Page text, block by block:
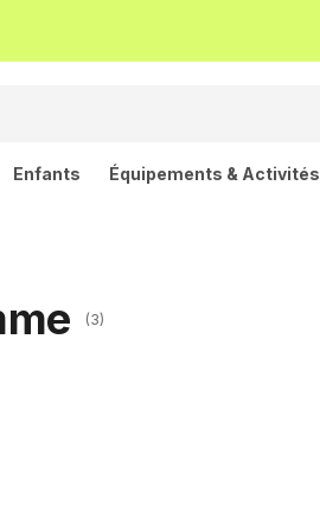
Enfants Équipements & Activités
(3)